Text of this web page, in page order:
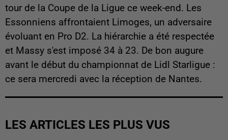
tour de la Coupe de la Ligue ce week-end. Les
Essonniens affrontaient Limoges, un adversaire
évoluant en Pro D2. La hiérarchie a été respectée
et Massy s'est imposé 34 à 23. De bon augure
avant le début du championnat de Lidl Starligue :
ce sera mercredi avec la réception de Nantes.
LES ARTICLES LES PLUS VUS